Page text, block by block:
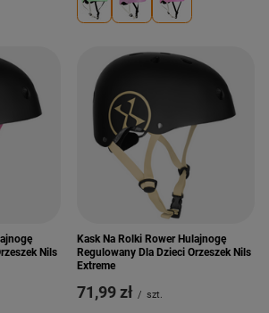
Nils
Kask Na Rolki Rower Hulajnogę
Regulowany Dla Dzieci Orzeszek Nils
Extreme
71,99 zł / szt.